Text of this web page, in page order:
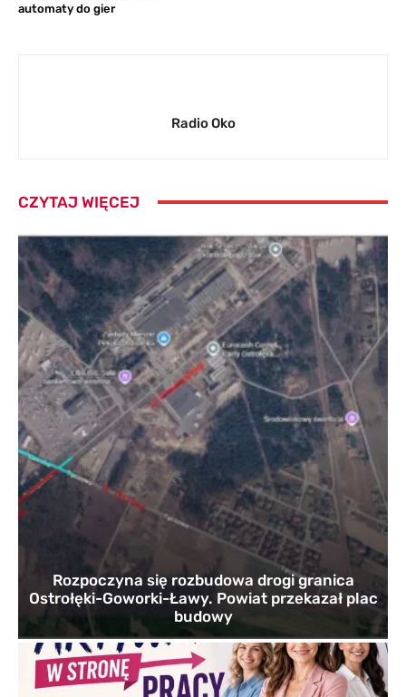
automaty do gier
Radio Oko
CZYTAJ WIĘCEJ
Rozpoczyna się rozbudowa drogi granica
Ostrołęki-Goworki-Ławy. Powiat przekazał plac
budowy